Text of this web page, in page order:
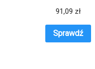
91,09 zł
Sprawdź